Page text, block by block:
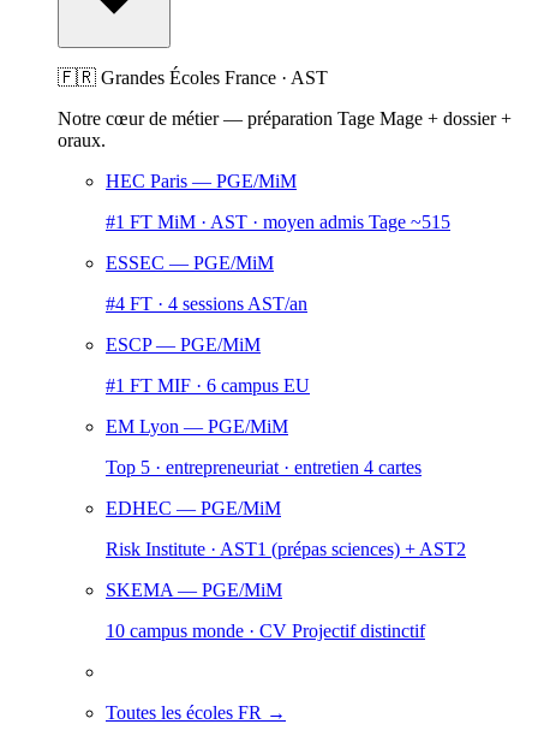
🇫🇷 Grandes Écoles France · AST
Notre cœur de métier — préparation Tage Mage + dossier +
oraux.
HEC Paris — PGE/MiM
#1 FT MiM · AST · moyen admis Tage ~515
ESSEC — PGE/MiM
#4 FT · 4 sessions AST/an
ESCP— PGE/MiM
#1 FT MIF · 6 campus EU
EM Lyon — PGE/MiM
Top 5 · entrepreneuriat · entretien 4 cartes
EDHEC — PGE/MiM
Risk Institute · AST1 (prépas sciences) + AST2
SKEMA — PGE/MiM
10 campus monde · CV Projectif distinctif
Toutes les écoles FR →